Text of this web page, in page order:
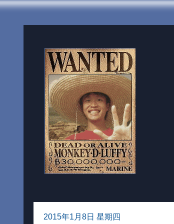
2015年1月8日 星期四